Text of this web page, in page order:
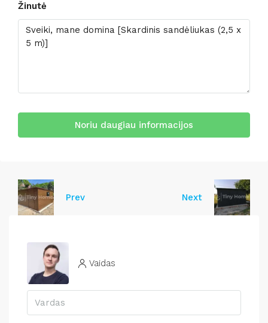
Žinutė
Noriu daugiau informacijos
Prev Next
Vaidas